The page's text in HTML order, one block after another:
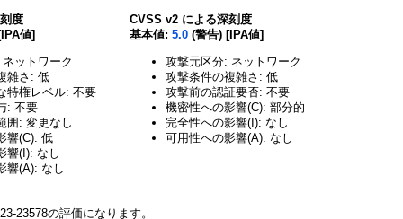
度
値]
ットワーク
雑さ: 低
特権レベル: 不要
: 不要
囲: 変更なし
響(C): 低
響(I): なし
響(A): なし
CVSS v2 による深刻度
基本値: 5.0(警告) [IPA値]
攻撃元区分: ネットワーク
攻撃条件の複雑さ: 低
攻撃前の認証要否: 不要
機密性への影響(C): 部分的
完全性への影響(I): なし
可用性への影響(A): なし
23578の評価になります。